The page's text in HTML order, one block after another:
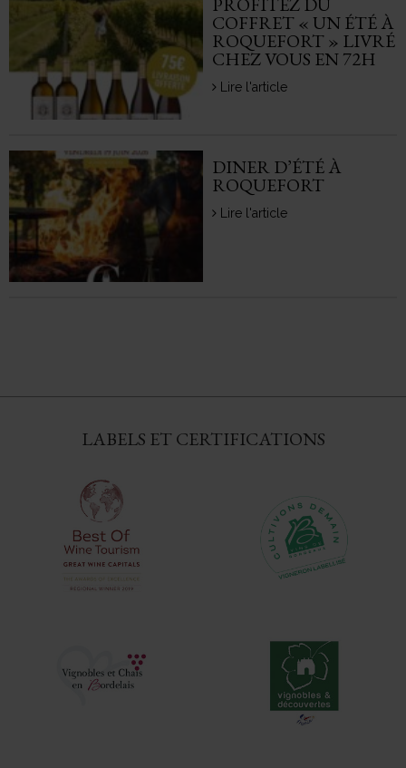
PROFITEZ DU
COFFRET « UN ÉTÉ À
ROQUEFORT » LIVRÉ
CHEZ VOUS EN 72H
Lire l'article
DINER D’ÉTÉ À
ROQUEFORT
Lire l'article
LABELS ET CERTIFICATIONS